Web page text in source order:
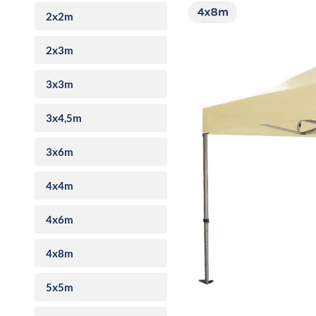
2x2m
2x3m
3x3m
3x4,5m
3x6m
4x4m
4x6m
4x8m
5x5m